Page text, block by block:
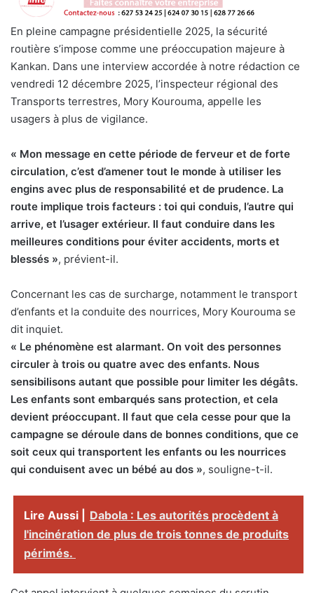
En pleine campagne présidentielle 2025, la sécurité
routière s’impose comme une préoccupation majeure à
Kankan. Dans une interview accordée à notre rédaction ce
vendredi 12 décembre 2025, l’inspecteur régional des
Transports terrestres, Mory Kourouma, appelle les
usagers à plus de vigilance.
« Mon message en cette période de ferveur et de forte
circulation, c’est d’amener tout le monde à utiliser les
engins avec plus de responsabilité et de prudence. La
route implique trois facteurs : toi qui conduis, l’autre qui
arrive, et l’usager extérieur. Il faut conduire dans les
meilleures conditions pour éviter accidents, morts et
blessés », prévient-il.
Concernant les cas de surcharge, notamment le transport
d’enfants et la conduite des nourrices, Mory Kourouma se
dit inquiet.
« Le phénomène est alarmant. On voit des personnes
circuler à trois ou quatre avec des enfants. Nous
sensibilisons autant que possible pour limiter les dégâts.
Les enfants sont embarqués sans protection, et cela
devient préoccupant. Il faut que cela cesse pour que la
campagne se déroule dans de bonnes conditions, que ce
soit ceux qui transportent les enfants ou les nourrices
qui conduisent avec un bébé au dos », souligne-t-il.
Lire Aussi |
Dabola : Les autorités procèdent à
l'incinération de plus de trois tonnes de produits
périmés.